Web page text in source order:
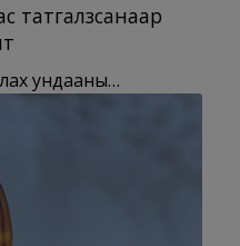
татгалзсанаар
ундааны…